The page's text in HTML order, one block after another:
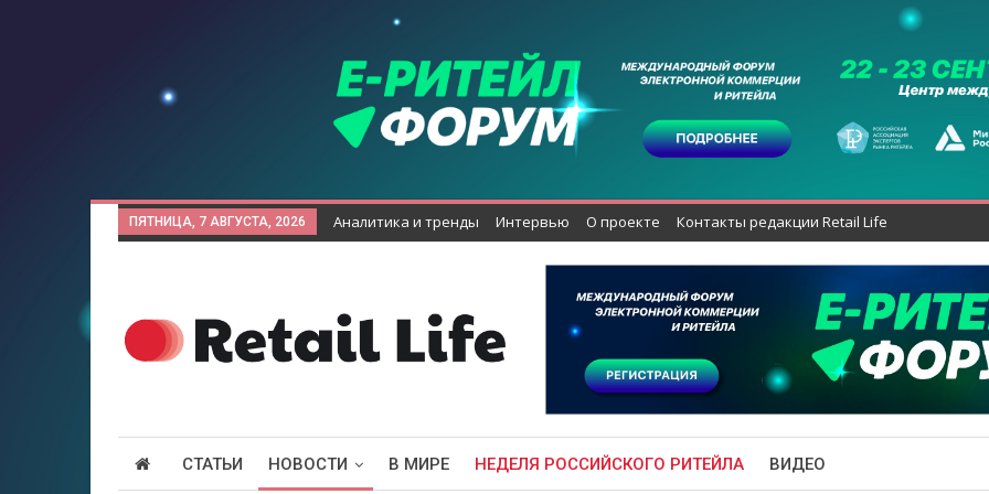
ПЯТНИЦА, 7 АВГУСТА, 2026 Аналитика и тренды Интервью О проекте Контакты редакции Retail Life
СТАТЬИ НОВОСТИ В МИРЕ НЕДЕЛЯ РОССИЙСКОГО РИТЕЙЛА ВИДЕО